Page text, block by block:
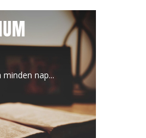
nap...